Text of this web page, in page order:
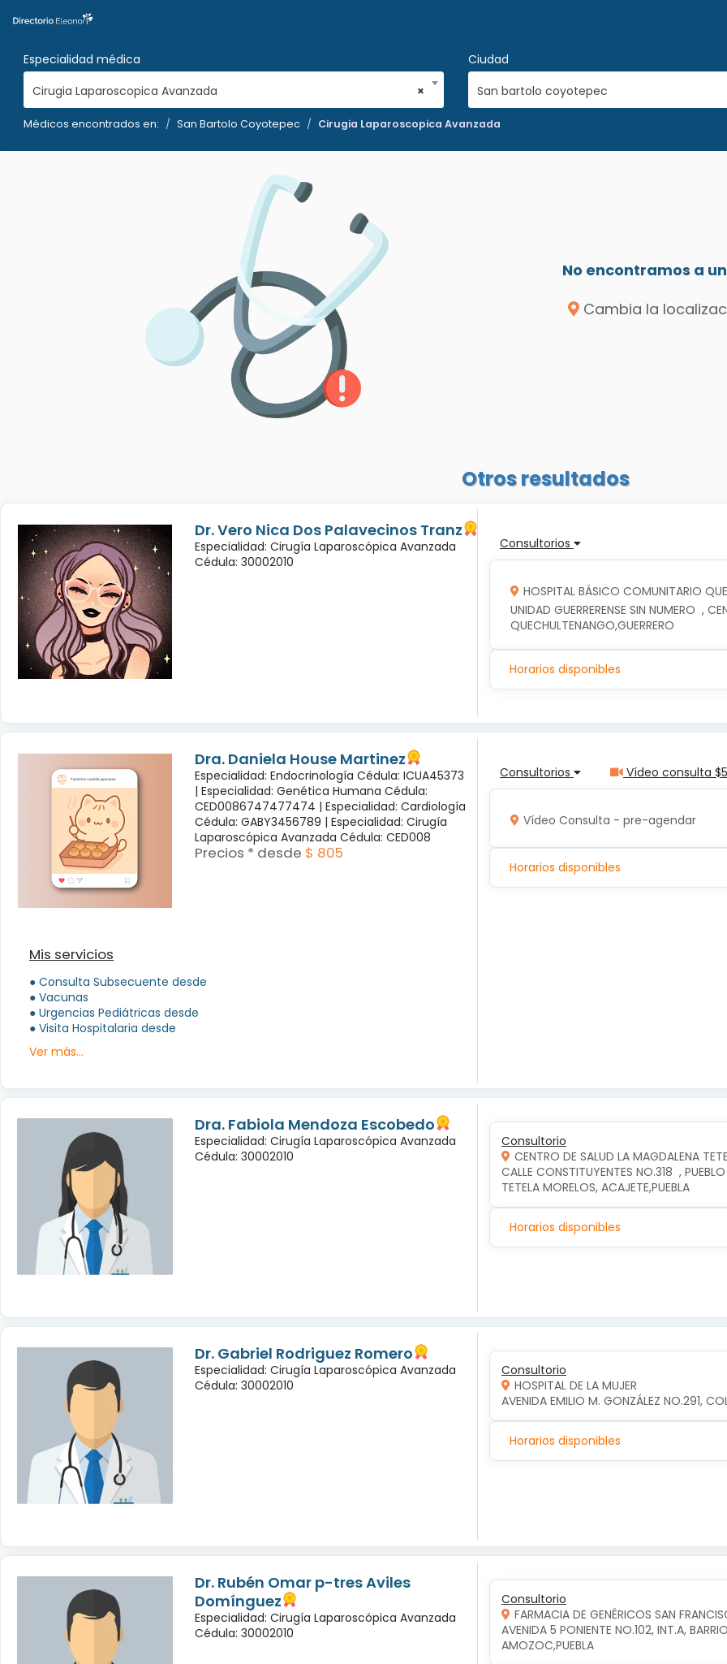
Especialidad médica
×
Cirugia Laparoscopica Avanzada
Ciudad
San bartolo coyotepec
Médicos encontrados en: San Bartolo Coyotepec Cirugia Laparoscopica Avanzada
No encontramos a
Cambia la
Otros resultados
Dr. Vero Nica Dos Palavecinos Tranz
Especialidad: Cirugía Laparoscópica Avanzada
Cédula: 30002010
Consultorios
HOSPITAL BÁSICO COMUNITARIO
UNIDAD GUERRERENSE SIN NUMERO  ,
QUECHULTENANGO,GUERRERO
Horarios disponibles
Dra. Daniela House Martinez
Especialidad: Endocrinología Cédula: ICUA45373
| Especialidad: Genética Humana Cédula:
CED0086747477474 | Especialidad: Cardiología
Cédula: GABY3456789 | Especialidad: Cirugía
Laparoscópica Avanzada Cédula: CED008
Precios * desde $ 805
Mis servicios
● Consulta Subsecuente desde
● Vacunas
● Urgencias Pediátricas desde
● Visita Hospitalaria desde
Ver más...
Consultorios Vídeo consulta
Vídeo Consulta - pre-agendar
Horarios disponibles
Dra. Fabiola Mendoza Escobedo
Especialidad: Cirugía Laparoscópica Avanzada
Cédula: 30002010
Consultorio
CENTRO DE SALUD LA MAGDALENA
CALLE CONSTITUYENTES NO.318  ,
TETELA MORELOS, ACAJETE,PUEBLA
Horarios disponibles
Dr. Gabriel Rodriguez Romero
Especialidad: Cirugía Laparoscópica Avanzada
Cédula: 30002010
Consultorio
HOSPITAL DE LA MUJER
AVENIDA EMILIO M. GONZÁLEZ NO.291,
Horarios disponibles
Dr. Rubén Omar p-tres Aviles
Domínguez
Especialidad: Cirugía Laparoscópica Avanzada
Cédula: 30002010
Consultorio
FARMACIA DE GENÉRICOS SAN
AVENIDA 5 PONIENTE NO.102, INT.A,
AMOZOC,PUEBLA